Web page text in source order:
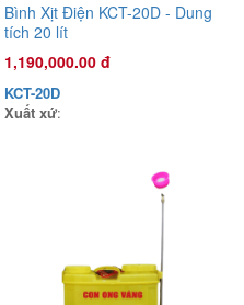
Bình Xịt Điện KCT-20D - Dung
tích 20 lít
1,190,000.00 đ
KCT-20D
Xuất xứ: